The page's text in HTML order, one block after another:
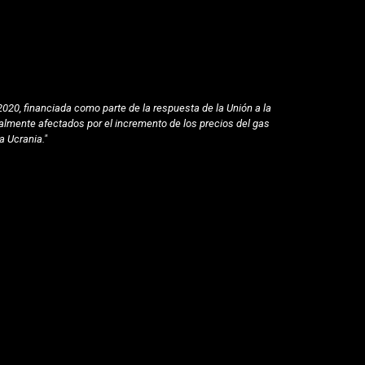
financiada como parte de la respuesta de la Unión a la
afectados por el incremento de los precios del gas
Ucrania."